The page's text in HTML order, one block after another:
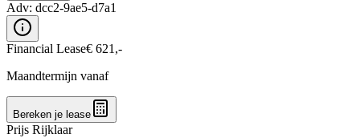
Adv: dcc2-9ae5-d7a1
Financial Lease€ 621 ,-
Maandtermijn vanaf
Bereken je lease
Prijs Rijklaar